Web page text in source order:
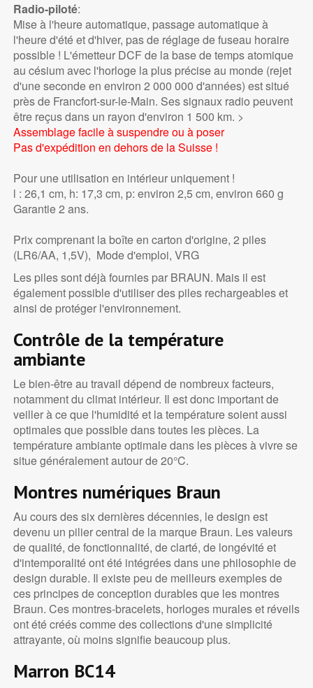
Radio-piloté:
Mise à l'heure automatique, passage automatique à
l'heure d'été et d'hiver, pas de réglage de fuseau horaire
possible ! L'émetteur DCF de la base de temps atomique
au césium avec l'horloge la plus précise au monde (rejet
d'une seconde en environ 2 000 000 d'années) est situé
près de Francfort-sur-le-Main. Ses signaux radio peuvent
être reçus dans un rayon d'environ 1 500 km. >
Assemblage facile à suspendre ou à poser
Pas d'expédition en dehors de la Suisse !
Pour une utilisation en intérieur uniquement !
l : 26,1 cm, h: 17,3 cm, p: environ 2,5 cm, environ 660 g
Garantie 2 ans.
Prix comprenant la boîte en carton d'origine, 2 piles
(LR6/AA, 1,5V), Mode d'emploi, VRG
Les piles sont déjà fournies par BRAUN. Mais il est
également possible d'utiliser des piles rechargeables et
ainsi de protéger l'environnement.
Contrôle de la température
ambiante
Le bien-être au travail dépend de nombreux facteurs,
notamment du climat intérieur. Il est donc important de
veiller à ce que l'humidité et la température soient aussi
optimales que possible dans toutes les pièces. La
température ambiante optimale dans les pièces à vivre se
situe généralement autour de 20°C.
Montres numériques Braun
Au cours des six dernières décennies, le design est
devenu un pilier central de la marque Braun. Les valeurs
de qualité, de fonctionnalité, de clarté, de longévité et
d'intemporalité ont été intégrées dans une philosophie de
design durable. Il existe peu de meilleurs exemples de
ces principes de conception durables que les montres
Braun. Ces montres-bracelets, horloges murales et réveils
ont été créés comme des collections d'une simplicité
attrayante, où moins signifie beaucoup plus.
Marron BC14